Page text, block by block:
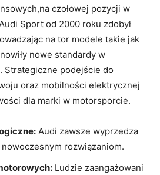
czołowej pozycji w
Sport od 2000 roku zdobył
na tor modele takie jak
nowe standardy w
Strategiczne podejście do
oraz mobilności elektrycznej
dla marki w motorsporcie.
Audi zawsze wyprzedza
rozwiązaniom.
Ludzie zaangażowani